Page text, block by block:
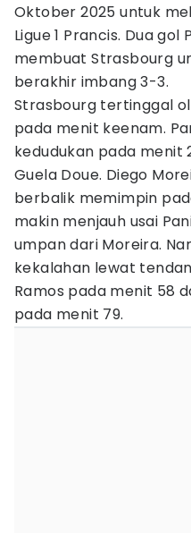
Oktober 2025 untuk
Ligue 1 Prancis. Dua
membuat Strasbourg
berakhir imbang 3-3.
Strasbourg tertinggal
pada menit keenam.
kedudukan pada menit
Guela Doue. Diego
berbalik memimpin
makin menjauh usai
umpan dari Moreira.
kekalahan lewat
Ramos pada menit 58
pada menit 79.